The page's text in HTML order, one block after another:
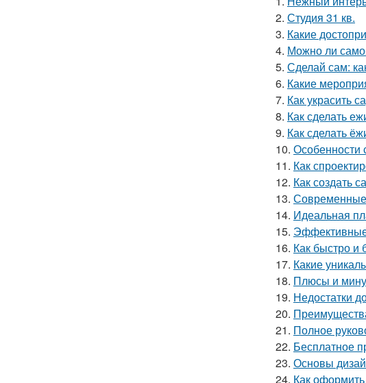
2. Студия 31 кв.
3. Какие
4. Можно ли
5. Сделай сам:
6. Какие
7. Как украсить
8. Как сделать
9. Как сделать
10. Особенности
11. Как
12. Как создать
13. Современные
14. Идеальная
15.
16. Как быстро и
17. Какие
18. Плюсы и
19. Недостатки
20.
21. Полное
22. Бесплатное
23. Основы
24. Как